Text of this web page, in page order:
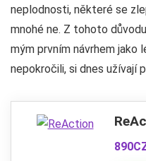
neplodnosti, některé se
mnohé ne. Z tohoto
mým prvním návrhem jako
nepokročili, si dnes užívají